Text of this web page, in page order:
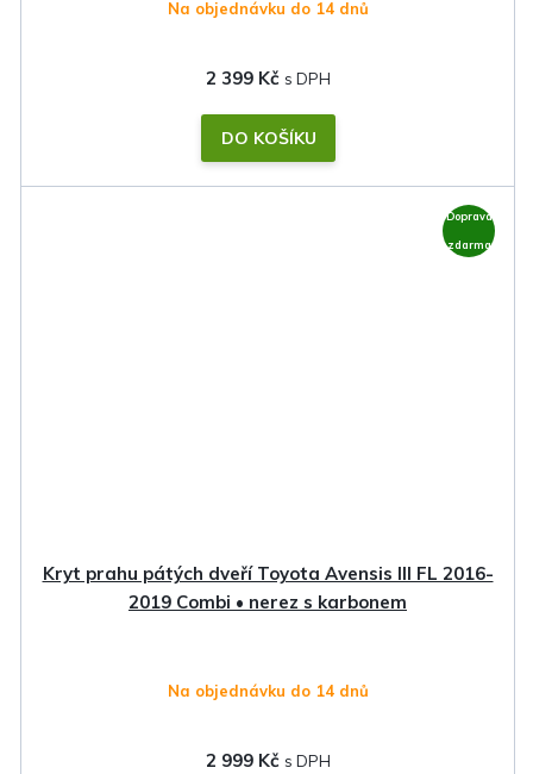
Na objednávku do 14 dnů
2 399 Kč
DO KOŠÍKU
Doprava
zdarma
Kryt prahu pátých dveří Toyota Avensis III FL 2016-
2019 Combi • nerez s karbonem
Na objednávku do 14 dnů
2 999 Kč